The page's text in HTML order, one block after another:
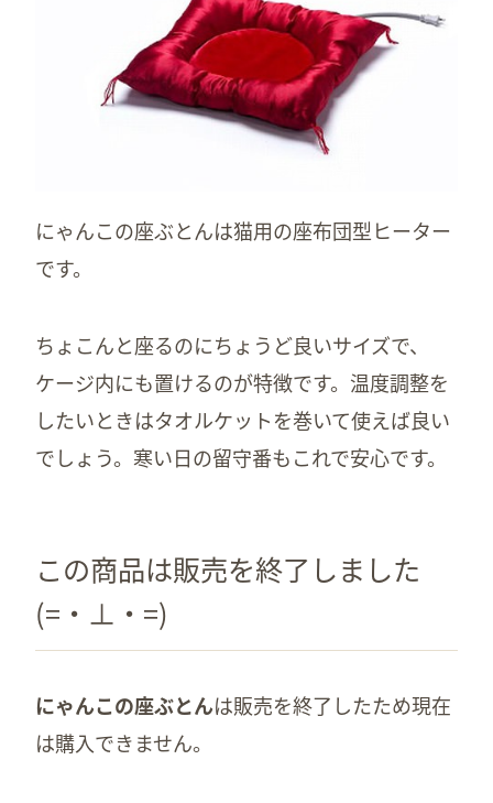
にゃんこの座ぶとんは猫用の座布団型ヒーター
です。
ちょこんと座るのにちょうど良いサイズで、
ケージ内にも置けるのが特徴です。温度調整を
したいときはタオルケットを巻いて使えば良い
でしょう。寒い日の留守番もこれで安心です。
この商品は販売を終了しました
(=・⊥・=)
にゃんこの座ぶとんは販売を終了したため現在
は購入できません。